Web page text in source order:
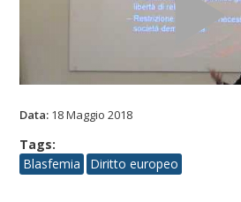
Data: 18 Maggio 2018
Tags:
Blasfemia
Diritto europeo